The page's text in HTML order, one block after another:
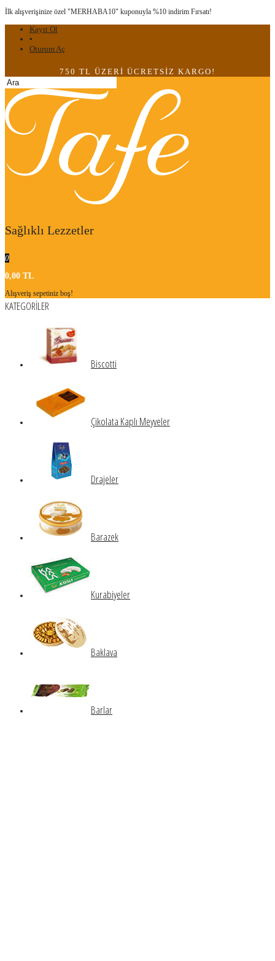
İlk alışverişinize özel "MERHABA10" kuponuyla %10 indirim Fırsatı!
Kayıt Ol
▪
Oturum Aç
750 TL ÜZERİ ÜCRETSİZ KARGO!
Sağlıklı Lezzetler
0
0,00 TL
Alışveriş sepetiniz boş!
KATEGORİLER
Biscotti
Çikolata Kaplı Meyveler
Drajeler
Barazek
Kurabiyeler
Baklava
Barlar